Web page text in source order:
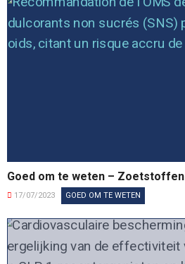
Goed om te weten – Zoetstoffen
17/07/2023 GOED OM TE WETEN